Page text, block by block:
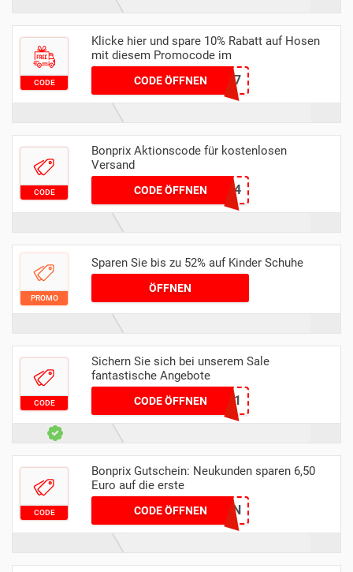
CODE
Klicke hier und spare 10% Rabatt auf Hosen
mit diesem Promocode im
CODE ÖFFNENUNT97
CODE
Bonprix Aktionscode für kostenlosen
Versand
CODE ÖFFNENSPRING24
PROMO
Sparen Sie bis zu 52% auf Kinder Schuhe
ÖFFNEN
CODE
Sichern Sie sich bei unserem Sale
fantastische Angebote
CODE ÖFFNEN14091
CODE
Bonprix Gutschein: Neukunden sparen 6,50
Euro auf die erste
CODE ÖFFNENNK9JN